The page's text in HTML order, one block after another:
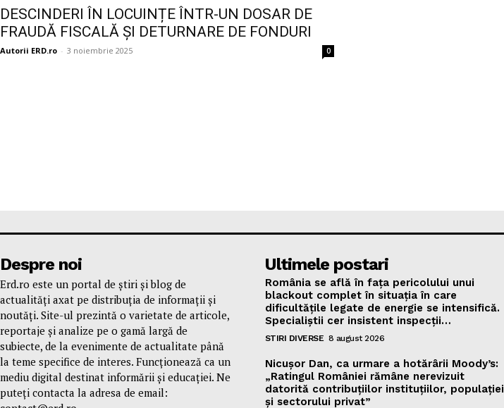
DESCINDERI ÎN LOCUINȚE ÎNTR-UN DOSAR DE
FRAUDĂ FISCALĂ ȘI DETURNARE DE FONDURI
Autorii ERD.ro - 3 noiembrie 2025 0
Despre noi
Erd.ro este un portal de știri și blog de
actualități axat pe distribuția de informații și
noutăți. Site-ul prezintă o varietate de articole,
reportaje și analize pe o gamă largă de
subiecte, de la evenimente de actualitate până
la teme specifice de interes. Funcționează ca un
mediu digital destinat informării și educației. Ne
puteți contacta la adresa de email:
Ultimele postari
România se află în fața pericolului unui
blackout complet în situația în care
dificultățile legate de energie se intensifică.
Specialiștii cer insistent inspecții…
STIRI DIVERSE 8 august 2026
Nicușor Dan, ca urmare a hotărârii Moody’s:
„Ratingul României rămâne nerevizuit
datorită contribuțiilor instituțiilor, populației
și sectorului privat”